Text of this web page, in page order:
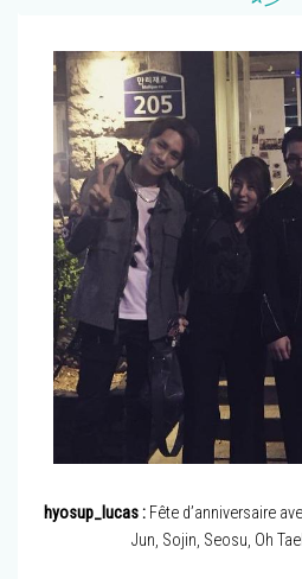
hyosup_lucas : Fête d’anniversaire
Jun, Sojin, Seosu, Oh